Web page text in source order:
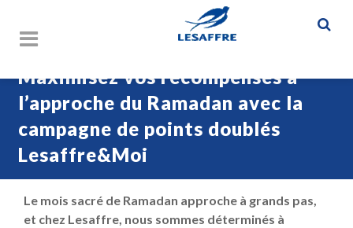
Maximisez vos récompenses à
l’approche du Ramadan avec la
campagne de points doublés
Lesaffre&Moi
Le mois sacré de Ramadan approche à grands pas,
et chez Lesaffre, nous sommes déterminés à